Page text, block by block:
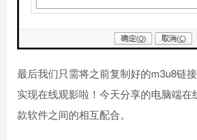
最后我们只需将之前复制好的m3u8链
实现在线观影啦！今天分享的电脑端在
款软件之间的相互配合。